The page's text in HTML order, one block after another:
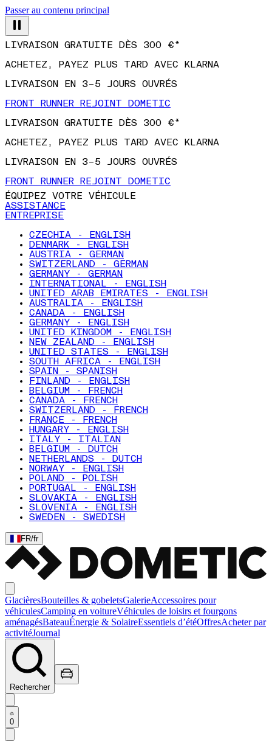
Passer au contenu principal
ACHETEZ, PAYEZ PLUS TARD AVEC KLARNA
LIVRAISON EN 3–5 JOURS OUVRÉS
FRONT RUNNER REJOINT DOMETIC
LIVRAISON GRATUITE DÈS 300 €*
ACHETEZ, PAYEZ PLUS TARD AVEC KLARNA
LIVRAISON EN 3–5 JOURS OUVRÉS
FRONT RUNNER REJOINT DOMETIC
ÉQUIPEZ VOTRE VÉHICULE
ASSISTANCE
ENTREPRISE
CZECHIA - ENGLISH
DENMARK - ENGLISH
AUSTRIA - GERMAN
SWITZERLAND - GERMAN
GERMANY - GERMAN
INTERNATIONAL - ENGLISH
UNITED ARAB EMIRATES - ENGLISH
AUSTRALIA - ENGLISH
CANADA - ENGLISH
GERMANY - ENGLISH
UNITED KINGDOM - ENGLISH
NEW ZEALAND - ENGLISH
UNITED STATES - ENGLISH
SOUTH AFRICA - ENGLISH
SPAIN - SPANISH
FINLAND - ENGLISH
BELGIUM - FRENCH
CANADA - FRENCH
SWITZERLAND - FRENCH
FRANCE - FRENCH
HUNGARY - ENGLISH
ITALY - ITALIAN
BELGIUM - DUTCH
NETHERLANDS - DUTCH
NORWAY - ENGLISH
POLAND - POLISH
PORTUGAL - ENGLISH
SLOVAKIA - ENGLISH
SLOVENIA - ENGLISH
SWEDEN - SWEDISH
FR/fr
GlacièresBouteilles & gobeletsGalerieAccessoires pour
véhiculesCamping en voitureVéhicules de loisirs et fourgons
aménagésBateauÉnergie & SolaireEssentiels d’étéOffresAcheter par
activitéJournal
Rechercher
0